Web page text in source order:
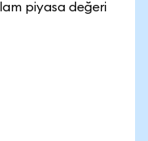
piyasa değeri